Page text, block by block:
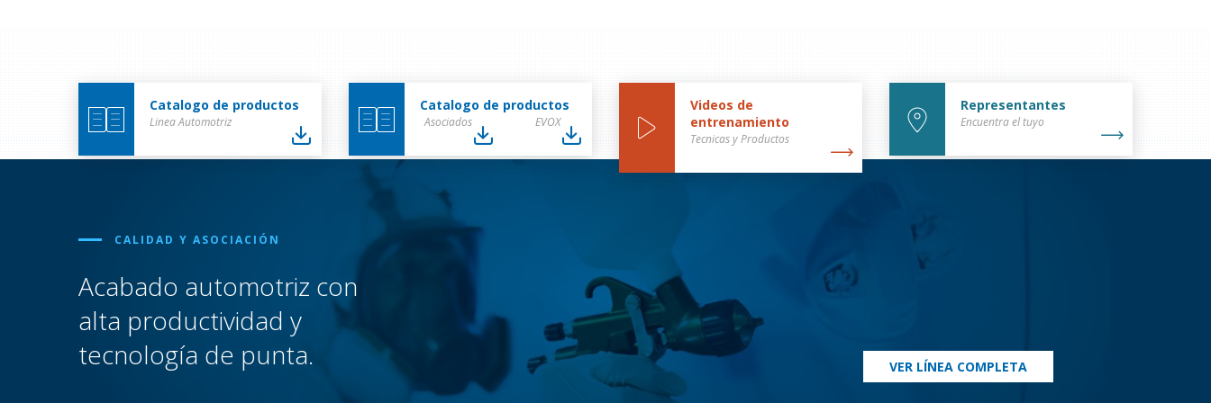
Catalogo de productos
Linea Automotriz
Catalogo de productos
Asociados EVOX
Videos de
entrenamiento
Tecnicas y Productos
Representantes
Encuentra el tuyo
CALIDAD Y ASOCIACIÓN
Acabado automotriz con
alta productividad y
tecnología de punta.
VER LÍNEA COMPLETA